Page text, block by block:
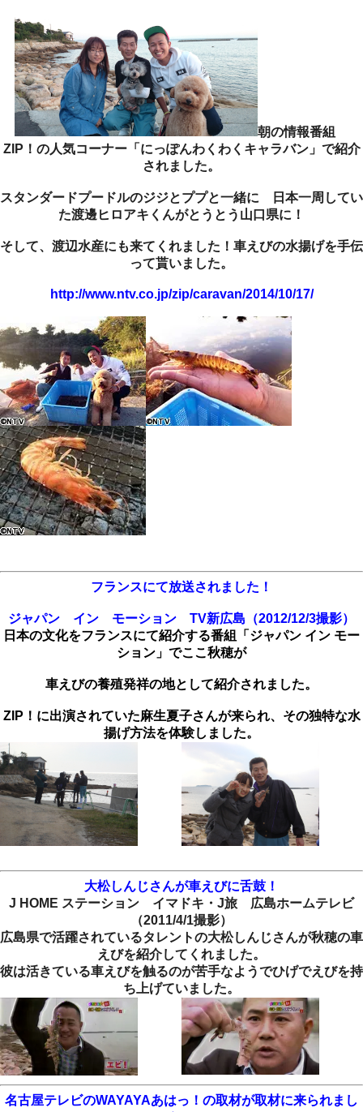
朝の情報番組
ZIP！の人気コーナー「にっぽんわくわくキャラバン」で紹介
されました。
スタンダードプードルのジジとププと一緒に 日本一周してい
た渡邊ヒロアキくんがとうとう山口県に！
そして、渡辺水産にも来てくれました！車えびの水揚げを手伝
って貰いました。
http://www.ntv.co.jp/zip/caravan/2014/10/17/
フランスにて放送されました！
ジャパン イン モーション TV新広島（2012/12/3撮影）
日本の文化をフランスにて紹介する番組「ジャパン イン モー
ション」でここ秋穂が
車えびの養殖発祥の地として紹介されました。
ZIP！に出演されていた麻生夏子さんが来られ、その独特な水
揚げ方法を体験しました。
大松しんじさんが車えびに舌鼓！
J HOME ステーション イマドキ・J旅 広島ホームテレビ
（2011/4/1撮影）
広島県で活躍されているタレントの大松しんじさんが秋穂の車
えびを紹介してくれました。
彼は活きている車えびを触るのが苦手なようでひげでえびを持
ち上げていました。
名古屋テレビのWAYAYAあはっ！の取材が取材に来られまし